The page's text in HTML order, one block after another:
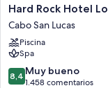
Hard
Rock
Hotel
Los
Cabos
All
Inclusive
Hard Rock Hotel
Cabo San Lucas
Piscina
Spa
8.4
sobre
8,4 Muy bueno
1.458 comentarios